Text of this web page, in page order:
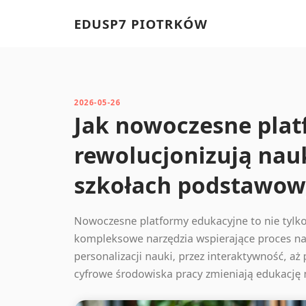
EDUSP7 PIOTRKÓW
2026-05-26
Jak nowoczesne
rewolucjonizują
szkołach
Nowoczesne platformy edukacyjne to nie
kompleksowe narzędzia wspierające proces
personalizacji nauki, przez interaktywność,
cyfrowe środowiska pracy zmieniają edukację